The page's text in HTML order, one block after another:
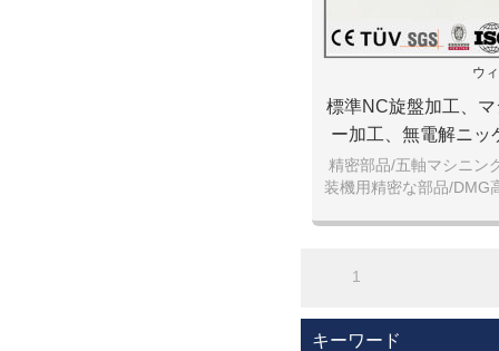
ウ
標準NC旋盤加工、
ー加工、無電解ニッ
高品質機
精密部品/五軸マシニン
装機用精密な部品/DMG
大連鴻昇機械でござい
1
キーワード